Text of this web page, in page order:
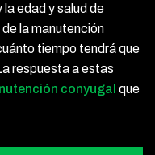
edad y salud de
la manutención
tiempo tendrá que
respuesta a estas
conyugal que